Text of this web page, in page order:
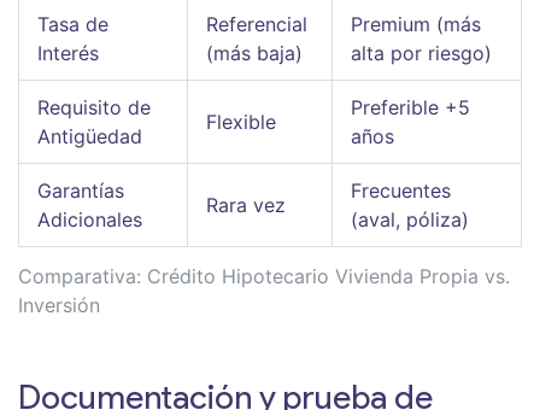
Comparativa: Crédito Hipotecario Vivienda Propia vs.
Inversión
Tasa de
Interés
Referencial
(más baja)
Premium (más
alta por riesgo)
Requisito de
Antigüedad
Flexible
Preferible +5
años
Garantías
Adicionales
Rara vez
Frecuentes
(aval, póliza)
Documentación y prueba de